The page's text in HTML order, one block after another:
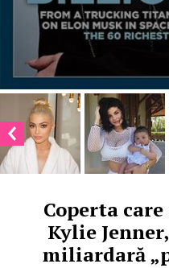
Coperta
Kylie
miliardară